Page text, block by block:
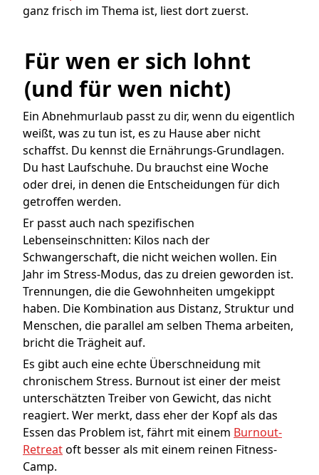
ganz frisch im Thema ist, liest dort zuerst.
Für wen er sich lohnt
(und für wen nicht)
Ein Abnehmurlaub passt zu dir, wenn du eigentlich
weißt, was zu tun ist, es zu Hause aber nicht
schaffst. Du kennst die Ernährungs-Grundlagen.
Du hast Laufschuhe. Du brauchst eine Woche
oder drei, in denen die Entscheidungen für dich
getroffen werden.
Er passt auch nach spezifischen
Lebenseinschnitten: Kilos nach der
Schwangerschaft, die nicht weichen wollen. Ein
Jahr im Stress-Modus, das zu dreien geworden ist.
Trennungen, die die Gewohnheiten umgekippt
haben. Die Kombination aus Distanz, Struktur und
Menschen, die parallel am selben Thema arbeiten,
bricht die Trägheit auf.
Es gibt auch eine echte Überschneidung mit
chronischem Stress. Burnout ist einer der meist
unterschätzten Treiber von Gewicht, das nicht
reagiert. Wer merkt, dass eher der Kopf als das
Essen das Problem ist, fährt mit einem Burnout-
Retreatoft besser als mit einem reinen Fitness-
Camp.